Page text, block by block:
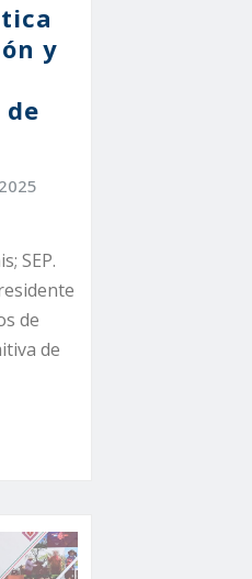
y
SEP.
de
de